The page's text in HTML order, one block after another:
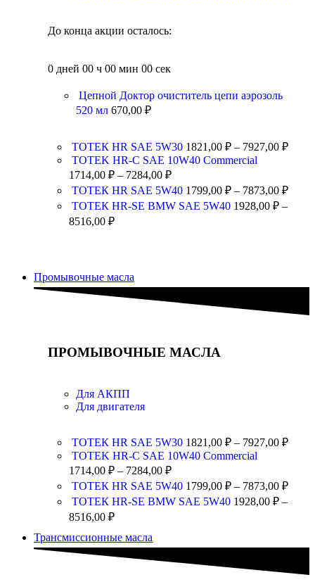
До конца акции осталось:
0 дней 00 ч 00 мин 00 сек
Цепной Доктор очиститель цепи аэрозоль
520 мл 670,00 ₽
ТОТЕК HR SAE 5W30 1821,00 ₽ – 7927,00 ₽
TOTEK HR-C SAE 10W40 Commercial
1714,00 ₽ – 7284,00 ₽
ТОТЕК HR SAE 5W40 1799,00 ₽ – 7873,00 ₽
ТОТЕК HR-SE BMW SAE 5W40 1928,00 ₽ –
8516,00 ₽
Промывочные масла
ПРОМЫВОЧНЫЕ МАСЛА
Для АКПП
Для двигателя
ТОТЕК HR SAE 5W30 1821,00 ₽ – 7927,00 ₽
TOTEK HR-C SAE 10W40 Commercial
1714,00 ₽ – 7284,00 ₽
ТОТЕК HR SAE 5W40 1799,00 ₽ – 7873,00 ₽
ТОТЕК HR-SE BMW SAE 5W40 1928,00 ₽ –
8516,00 ₽
Трансмиссионные масла